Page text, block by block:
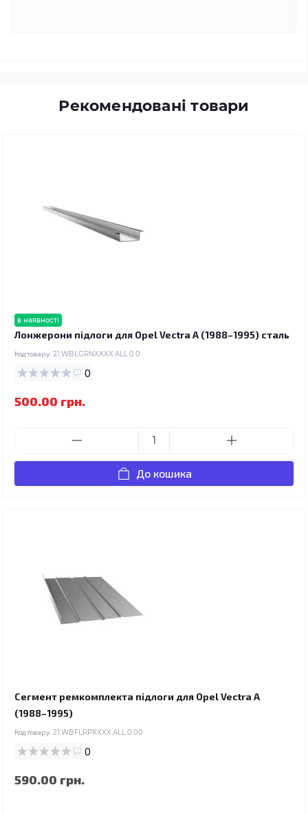
Рекомендовані товари
в наявності
Лонжерони підлоги для Opel Vectra A (1988–1995) сталь
Код товару: 21.WBLGRNXXXX.ALL.0.0
0
500.00 грн.
До кошика
Сегмент ремкомплекта підлоги для Opel Vectra A
(1988–1995)
Код товару: 21.WBFLRPXXXX.ALL.0.00
0
590.00 грн.